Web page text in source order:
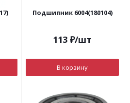
Подшипник 6004(180104)
113 ₽/шт
В корзину